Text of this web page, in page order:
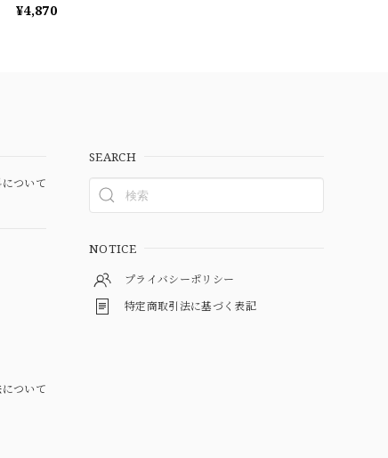
¥4,870
ついて
ついて
SEARCH
NOTICE
プライバシーポリシー
特定商取引法に基づく表記